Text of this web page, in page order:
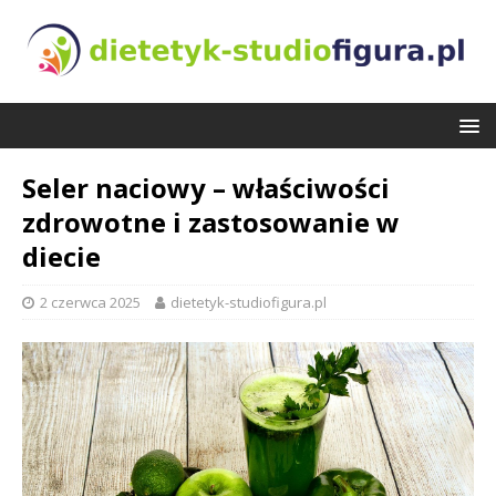
Seler naciowy – właściwości
zdrowotne i zastosowanie w
diecie
2 czerwca 2025 dietetyk-studiofigura.pl